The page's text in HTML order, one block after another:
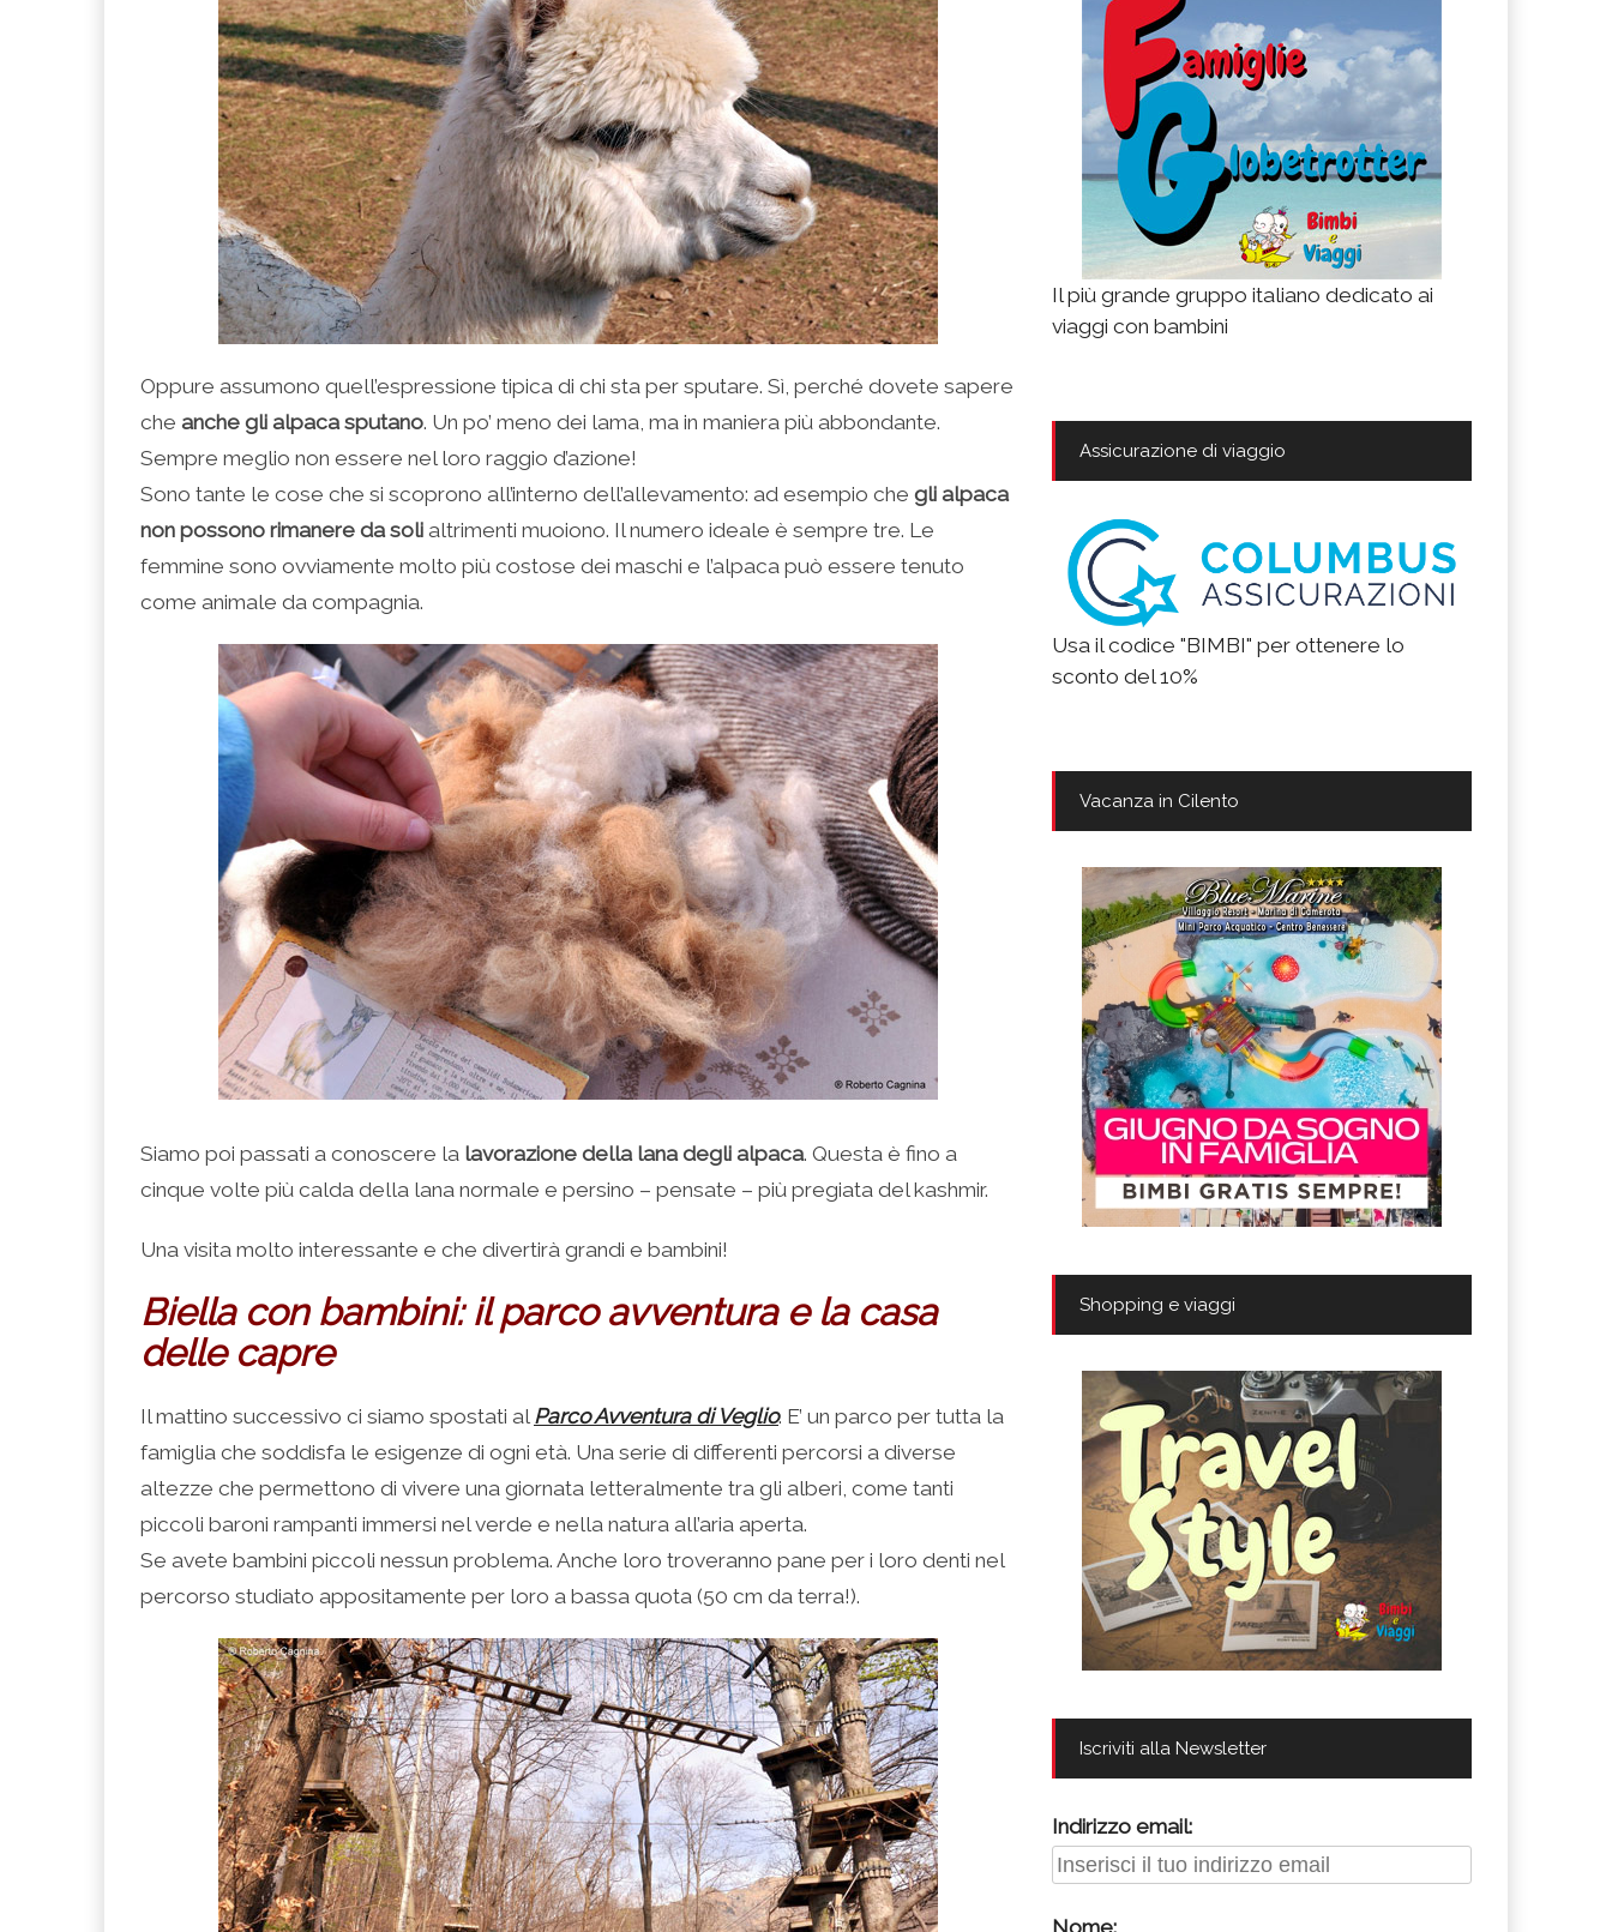
Oppure assumono quell’espressione tipica di chi sta per sputare. Sì, perché dovete sapere
che anche gli alpaca sputano. Un po’ meno dei lama, ma in maniera più abbondante.
Sempre meglio non essere nel loro raggio d’azione!
Sono tante le cose che si scoprono all’interno dell’allevamento: ad esempio che gli alpaca
non possono rimanere da soli altrimenti muoiono. Il numero ideale è sempre tre. Le
femmine sono ovviamente molto più costose dei maschi e l’alpaca può essere tenuto
come animale da compagnia.
Siamo poi passati a conoscere la lavorazione della lana degli alpaca. Questa è fino a
cinque volte più calda della lana normale e persino – pensate – più pregiata del kashmir.
Una visita molto interessante e che divertirà grandi e bambini!
Biella con bambini: il parco avventura e la casa
delle capre
Il mattino successivo ci siamo spostati al Parco Avventura di Veglio. E’ un parco per tutta la
famiglia che soddisfa le esigenze di ogni età. Una serie di differenti percorsi a diverse
altezze che permettono di vivere una giornata letteralmente tra gli alberi, come tanti
piccoli baroni rampanti immersi nel verde e nella natura all’aria aperta.
Se avete bambini piccoli nessun problema. Anche loro troveranno pane per i loro denti nel
percorso studiato appositamente per loro a bassa quota (50 cm da terra!).
Il più grande gruppo italiano dedicato ai
viaggi con bambini
Assicurazione di viaggio
Usa il codice "BIMBI" per ottenere lo
sconto del 10%
Vacanza in Cilento
Shopping e viaggi
Iscriviti alla Newsletter
Indirizzo email: